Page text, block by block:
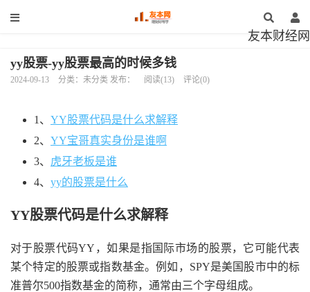
友本财经网
yy股票-yy股票最高的时候多钱
2024-09-13 分类：未分类 发布： 阅读(13) 评论(0)
1、 YY股票代码是什么求解释
2、 YY宝哥真实身份是谁啊
3、 虎牙老板是谁
4、 yy的股票是什么
YY股票代码是什么求解释
对于股票代码YY，如果是指国际市场的股票，它可能代表
某个特定的股票或指数基金。例如，SPY是美国股市中的标
准普尔500指数基金的简称，通常由三个字母组成。